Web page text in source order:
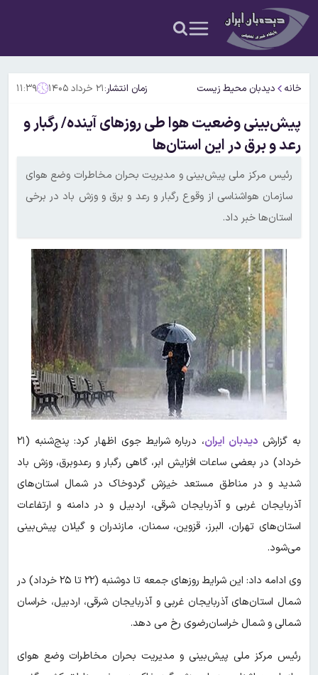
خانه دیدبان محیط زیست زمان انتشار:۲۱ خرداد ۱۴۰۵ ۱۱:۳۹
پیش‌بینی وضعیت هوا طی روزهای آینده/ رگبار و
رعد و برق در این استان‌ها
رئیس مرکز ملی پیش‌بینی و مدیریت بحران مخاطرات وضع هوای
سازمان هواشناسی از وقوع رگبار و رعد و برق و وزش باد در برخی
استان‌ها خبر داد.
به گزارش دیدبان ایران،
درباره شرایط جوی اظهار کرد: پنج‌شنبه (۲۱
خرداد) در بعضی ساعات افزایش ابر، گاهی رگبار و رعدوبرق، وزش باد
شدید و در مناطق مستعد خیزش گردوخاک در شمال استان‌های
آذربایجان‌ غربی و آذربایجان شرقی، اردبیل و در دامنه و ارتفاعات
استان‌های تهران، البرز، قزوین، سمنان، مازندران و گیلان پیش‌بینی
می‌شود.
وی ادامه داد: این شرایط روزهای جمعه تا دوشنبه (۲۲ تا ۲۵ خرداد) در
شمال استان‌های آذربایجان غربی و آذربایجان شرقی، اردبیل، خراسان
شمالی و شمال خراسان‌رضوی رخ می دهد.
رئیس مرکز ملی پیش‌بینی و مدیریت بحران مخاطرات وضع هوای